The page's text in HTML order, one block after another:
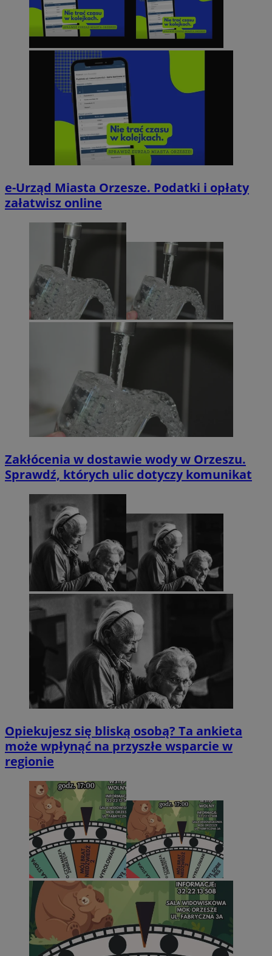
e-Urząd Miasta Orzesze. Podatki i opłaty
załatwisz online
Zakłócenia w dostawie wody w Orzeszu.
Sprawdź, których ulic dotyczy komunikat
Opiekujesz się bliską osobą? Ta ankieta
może wpłynąć na przyszłe wsparcie w
regionie